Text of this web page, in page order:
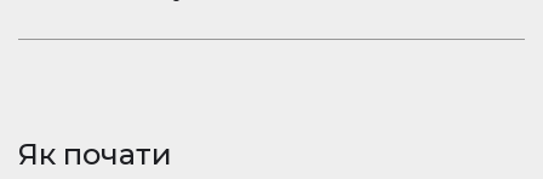
швидшими та ефективнішими, ніж будь-коли.
запитання, діліться оголошеннями та отримуйте
Як почати